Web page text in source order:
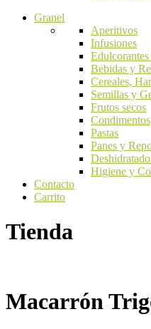
Granel
Aperitivos
Infusiones
Bebidas y
Cereales,
Semillas y
Frutos secos
Pastas
Panes y
Higiene y
Contacto
Carrito
Tienda
Macarrón